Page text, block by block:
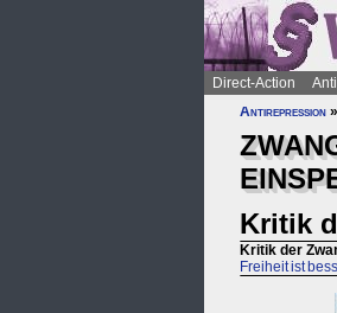
Direct-Action
Antirepression »
Kritik
Kritik der
Freiheit ist